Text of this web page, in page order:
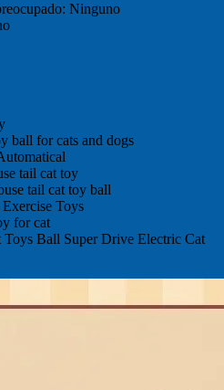
Ninguno
ball for cats and dogs
tail cat toy
tail cat toy ball
Toys
for cat
Toys Ball Super Drive Electric Cat